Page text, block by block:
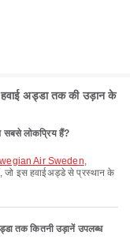
हवाई अड्डा तक की उड़ान के
सबसे लोकप्रिय हैं?
Air Sweden,
जो इस हवाईअड्डे से प्रस्थान के
तक कितनी उड़ानें उपलब्ध